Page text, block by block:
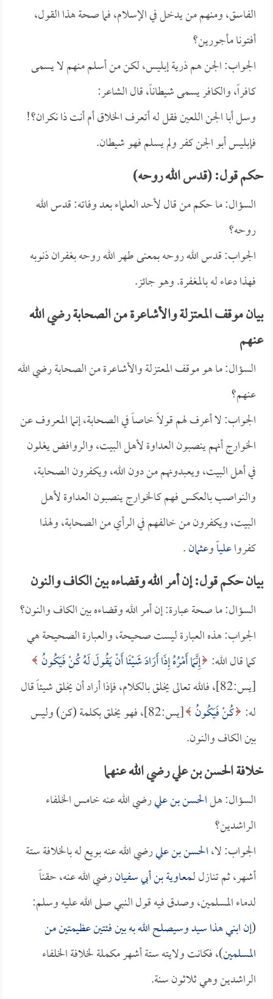
الفاسق، ومنهم من يدخل في الإسلام، فما صحة هذا القول،
أفتونا مأجورين؟
الجواب: الجن هم ذرية إبليس، لكن من أسلم منهم لا يسمى
كافراً، والكافر يسمى شيطاناً، قال الشاعر:
وسل أبا الجن اللعين فقل له أتعرف الخلاق أم أنت ذا نكران؟!
فإبليس أبو الجن كفر ولم يسلم فهو شيطان.
حكم قول: (قدس الله روحه)
السؤال: ما حكم من قال لأحد العلماء بعد وفاته: قدس الله
روحه؟
الجواب: قدس الله روحه بمعنى طهر الله روحه بغفران ذنوبه
فهذا دعاء له بالمغفرة. وهو جائز.
بيان موقف المعتزلة والأشاعرة من الصحابة رضي الله
عنهم
السؤال: ما هو موقف المعتزلة والأشاعرة من الصحابة رضي الله
عنهم؟
الجواب: لا أعرف لهم قولاً خاصاً في الصحابة، إنما المعروف عن
الخوارج أنهم ينصبون العداوة لأهل البيت، والروافض يغلون
في أهل البيت، ويعبدونهم من دون الله، ويكفرون الصحابة،
والنواصب بالعكس فهم كالخوارج ينصبون العداوة لأهل
البيت، ويكفرون من خالفهم في الرأي من الصحابة، ولهذا
كفرواعلياًوعثمان.
بيان حكم قول: إن أمر الله وقضاءه بين الكاف والنون
السؤال: ما صحة عبارة: إن أمر الله وقضاءه بين الكاف والنون؟
الجواب: هذه العبارة ليست صحيحة، والعبارة الصحيحة هي
كما قال الله: إِنَّمَا أَمْرُهُ إِذَا أَرَادَ شَيْئًا أَنْ يَقُولَ لَهُ كُنْ فَيَكُونُ
[يس:82]، فالله تعالى يخلق بالكلام، فإذا أراد أن يخلق شيئاً قال
له: كُنْ فَيَكُونُ
[يس:82]، فهو يخلق بكلمة (كن) وليس
بين الكاف والنون.
خلافة الحسن بن علي رضي الله عنهما
السؤال: هلالحسن بن عليرضي الله عنه خامس الخلفاء
الراشدين؟
الجواب: لا،الحسن بن عليرضي الله عنه بويع له بالخلافة ستة
أشهر، ثم تنازل لـمعاوية بن أبي سفيانرضي الله عنه، حقناً
لدماء المسلمين، وصدق فيه قول النبي صلى الله عليه وسلم:
(إن ابني هذا سيد وسيصلح الله به بين فئتين عظيمتين من
المسلمين)، فكانت ولايته ستة أشهر مكملة لخلافة الخلفاء
الراشدين وهي ثلاثون سنة.